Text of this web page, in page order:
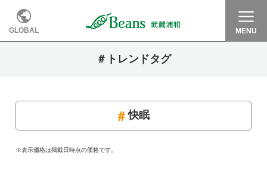
GLOBAL MENU
＃トレンドタグ
快眠
※表示価格は掲載日時点の価格です。